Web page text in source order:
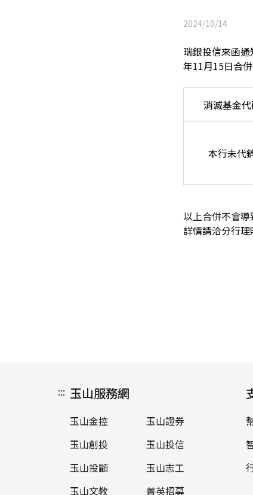
2024/10/14
瑞銀投信來函通
年11月15日合
消滅基金
本行未代
以上合併不會
詳情請洽分行
::: 玉山服務網
玉山金控
玉山證券
玉山創投
玉山投信
玉山投顧
玉山志工
玉山文教
菁英招募